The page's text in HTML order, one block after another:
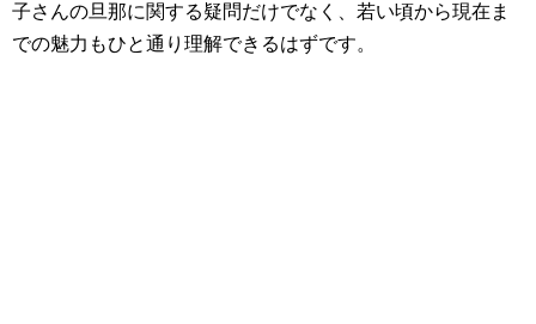
子さんの旦那に関する疑問だけでなく、若い頃から現在ま
での魅力もひと通り理解できるはずです。